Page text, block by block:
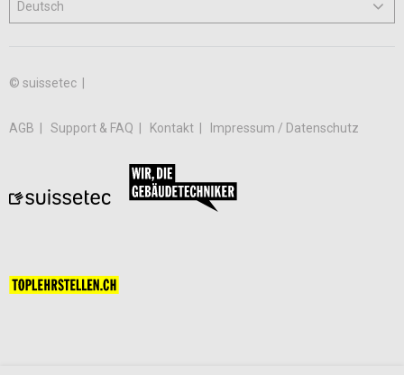
© suissetec |
AGB Support & FAQ Kontakt Impressum / Datenschutz